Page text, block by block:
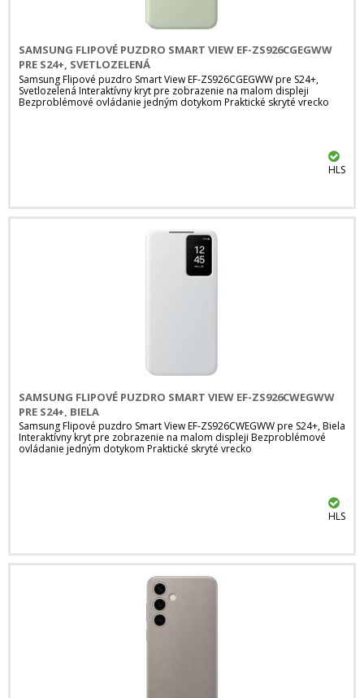
SAMSUNG FLIPOVÉ PUZDRO SMART VIEW EF-ZS926CGEGWW
PRE S24+, SVETLOZELENÁ
Samsung Flipové puzdro Smart View EF-ZS926CGEGWW pre S24+,
Svetlozelená Interaktívny kryt pre zobrazenie na malom displeji
Bezproblémové ovládanie jedným dotykom Praktické skryté vrecko
HLS
SAMSUNG FLIPOVÉ PUZDRO SMART VIEW EF-ZS926CWEGWW
PRE S24+, BIELA
Samsung Flipové puzdro Smart View EF-ZS926CWEGWW pre S24+, Biela
Interaktívny kryt pre zobrazenie na malom displeji Bezproblémové
ovládanie jedným dotykom Praktické skryté vrecko
HLS